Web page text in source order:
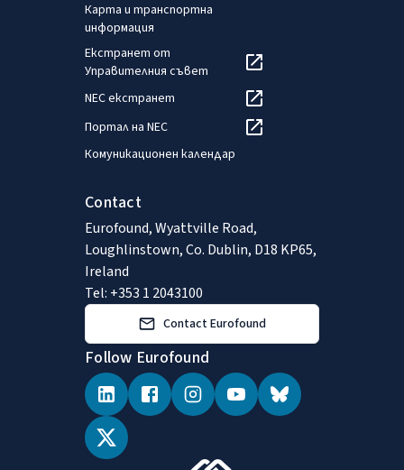
Карта и транспортна
информация
Екстранет от
Управителния съвет
NEC екстранет
Портал на NEC
Комуникационен календар
Contact
Eurofound, Wyattville Road,
Loughlinstown, Co. Dublin, D18 KP65,
Ireland
Tel: +353 1 2043100
Contact Eurofound
Follow Eurofound